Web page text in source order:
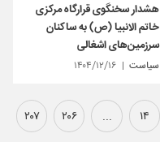
هشدار سخنگوی قرارگاه مرکزی
خاتم الانبیا (ص) به ساکنان
سرزمین‌های اشغالی
سیاست ۱۴۰۴/۱۲/۱۶
۱۴ ... ۲۰۶ ۲۰۷